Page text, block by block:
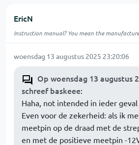
EricN
Instruction manual? You mean the
woensdag 13 augustus 2025 23:20:06
Op woensdag 13 augustus
schreef baskeee:
Haha, not intended in ieder geval
Even voor de zekerheid: als ik
meetpin op de draad met de
en met de positieve meetpin -